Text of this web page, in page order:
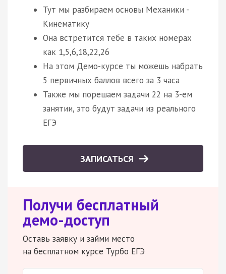
Тут мы разбираем основы Механики -
Кинематику
Она встретится тебе в таких номерах
как 1,5,6,18,22,26
На этом Демо-курсе ты можешь набрать
5 первичных баллов всего за 3 часа
Также мы порешаем задачи 22 на 3-ем
занятии, это будут задачи из реального
ЕГЭ
ЗАПИСАТЬСЯ
Получи бесплатный
демо-доступ
Оставь заявку и займи место
на бесплатном курсе Турбо ЕГЭ